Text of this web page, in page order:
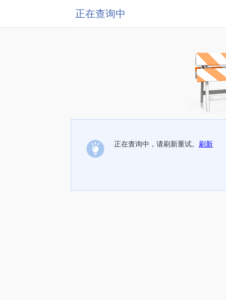
正在查询中
正在查询中，请刷新重试。 刷新